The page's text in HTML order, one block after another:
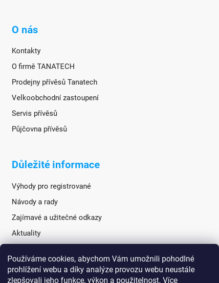
Používáme cookies, abychom Vám umožnili pohodlné
prohlížení webu a díky analýze provozu webu neustále
zlepšovali jeho funkce, výkon a použitelnost. Více
O nás
Kontakty
O firmě TANATECH
Prodejny přívěsů Tanatech
Velkoobchodní zastoupení
Servis přívěsů
Půjčovna přívěsů
Důležité informace
Výhody pro registrované
Návody a rady
Zajímavé a užitečné odkazy
Aktuality
Sociální sítě